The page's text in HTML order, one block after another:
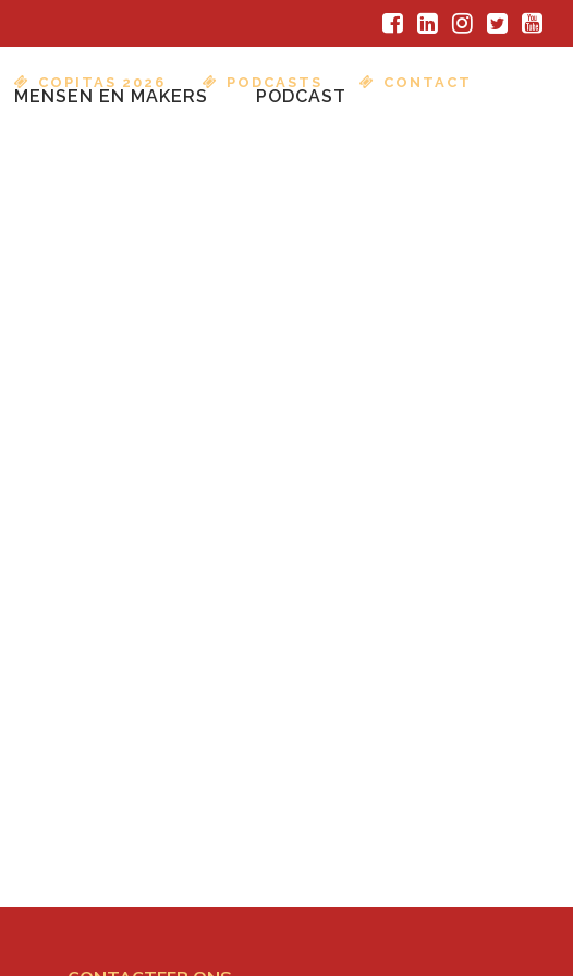
COPITAS 2026 PODCASTS CONTACT
MENSEN EN MAKERS PODCAST